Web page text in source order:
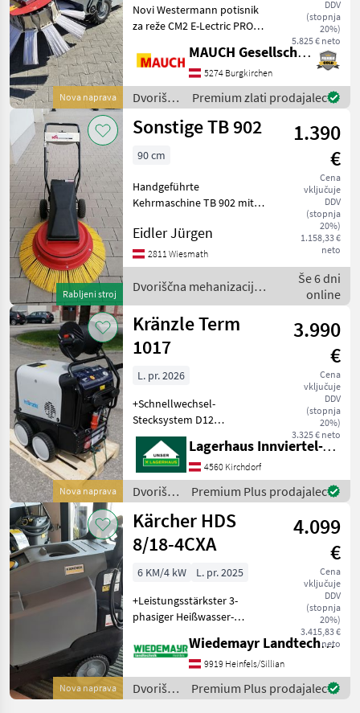
Nova naprava
metlo
DDV
(stopnja
20%)
5.825 € neto
Novi Westermann potisnik
za reže CM2 E-Lectric PRO
pogonom - električnim
sistemom za pogon
naslednjih priključkov -
radialno krtačo, krtačo za
MAUCH Gesellschaft m.b.H. & Co.KG
5274 Burgkirchen
Dvoriščna
mehanizacija
/
Premium zlati prodajalec
Rabljeni stroj
Sonstige TB 902
1.390
€
Cena
vključuje
DDV
(stopnja
20%)
1.158,33 €
neto
90 cm
Handgeführte
Kehrmaschine TB 902 mit
Geschwindigkeit des
Kehrbesens links und
rechts Lauf 90cm
Arbeitsbreite inkl.
sich auc
Eidler Jürgen
2811 Wiesmath
Dvoriščna mehanizacija /
Sonstige
Še 6 dni
online
Nova naprava
Kränzle Term
1017
3.990
€
Cena
vključuje
DDV
(stopnja
20%)
3.325 € neto
L. pr. 2026
+Schnellwechsel-
Stecksystem D12
+Totalstop-System mit
verzögerter
Motorabschaltung
+Sicherheitsabschaltung
+Druckregulierung
+Reinigungsmittelansaugung
Lagerhaus Innviertel-Traunviertel-Urfahr eGen, Kirchdorf
4560 Kirchdorf
Dvoriščna
mehanizacija
/ Kränzle
Premium Plus prodajalec
Nova naprava
Kärcher HDS
8/18-4CXA
4.099
€
Cena
vključuje
DDV
(stopnja
20%)
3.415,83 €
neto
6 KM/4 kW
L. pr. 2025
+Leistungsstärkster 3-
phasiger Heißwasser-
Kompaktklasse mit eco
efficiency- sowie
Dampfstufe und
automatischer Trommel
Wiedemayr Landtechnik GmbH
9919 Heinfels/Sillian
Dvoriščna
mehanizacija
Premium Plus prodajalec